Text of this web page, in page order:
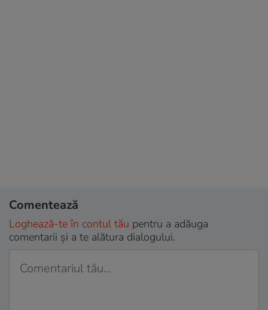
Comentează
Loghează-te în contul tău pentru a adăuga
comentarii și a te alătura dialogului.